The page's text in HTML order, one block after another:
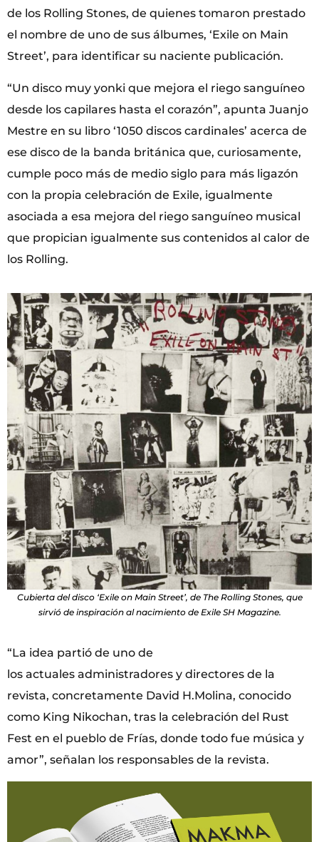
de los Rolling Stones, de quienes tomaron prestado
el nombre de uno de sus álbumes, ‘Exile on Main
Street’, para identificar su naciente publicación.
“Un disco muy yonki que mejora el riego sanguíneo
desde los capilares hasta el corazón”, apunta Juanjo
Mestre en su libro ‘1050 discos cardinales’ acerca de
ese disco de la banda británica que, curiosamente,
cumple poco más de medio siglo para más ligazón
con la propia celebración de Exile, igualmente
asociada a esa mejora del riego sanguíneo musical
que propician igualmente sus contenidos al calor de
los Rolling.
Cubierta del disco ‘Exile on Main Street’, de The Rolling Stones, que
sirvió de inspiración al nacimiento de Exile SH Magazine.
“La idea partió de uno de
los actuales administradores y directores de la
revista, concretamente David H.Molina, conocido
como King Nikochan, tras la celebración del Rust
Fest en el pueblo de Frías, donde todo fue música y
amor”, señalan los responsables de la revista.